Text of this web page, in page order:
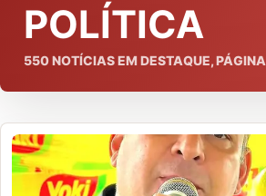
POLÍTICA
550NOTÍCIAS EM DESTAQUE, PÁGINA